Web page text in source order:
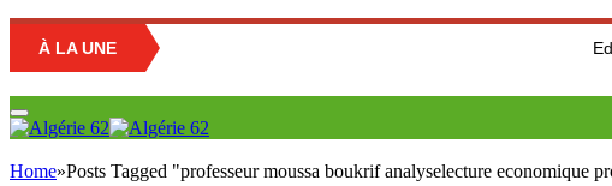
À LA UNE Education
Home»Posts Tagged "professeur moussa boukrif analyselecture economique